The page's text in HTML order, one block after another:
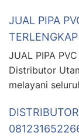
JUAL PIPA
TERLENGKAP
JUAL PIPA
Distributor
melayani